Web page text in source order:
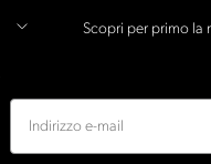
Scopri per primo la
E-mail